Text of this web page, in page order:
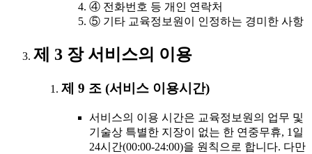
④ 전화번호 등 개인 연락처
⑤ 기타 교육정보원이 인정하는 경미한 사항
제 3 장 서비스의 이용
제 9 조 (서비스 이용시간)
서비스의 이용 시간은 교육정보원의 업무 및
기술상 특별한 지장이 없는 한 연중무휴, 1일
24시간(00:00-24:00)을 원칙으로 합니다. 다만